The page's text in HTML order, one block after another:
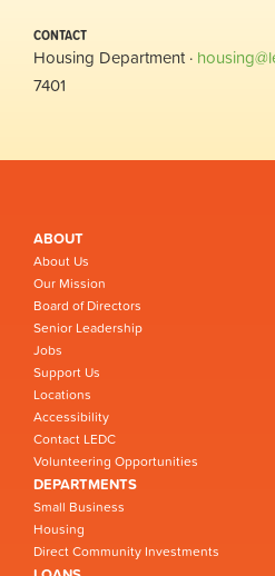
CONTACT
Housing Department ·
7401
ABOUT
About Us
Our Mission
Board of Directors
Senior Leadership
Jobs
Support Us
Locations
Accessibility
Contact LEDC
Volunteering Opportunities
DEPARTMENTS
Small Business
Housing
Direct Community Investments